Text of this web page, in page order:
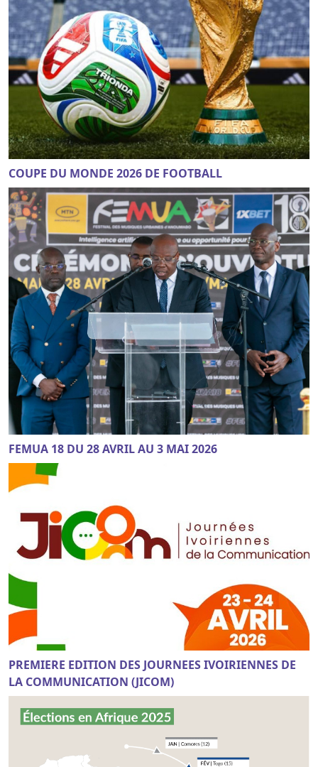
COUPE DU MONDE 2026 DE FOOTBALL
FEMUA 18 DU 28 AVRIL AU 3 MAI 2026
PREMIERE EDITION DES JOURNEES IVOIRIENNES DE
LA COMMUNICATION (JICOM)